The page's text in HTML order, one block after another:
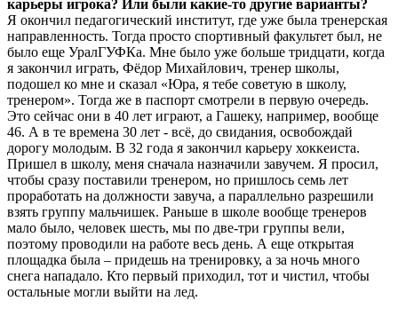
карьеры игрока? Или были какие-то другие варианты?
Я окончил педагогический институт, где уже была тренерская
направленность. Тогда просто спортивный факультет был, не
было еще УралГУФКа. Мне было уже больше тридцати, когда
я закончил играть, Фёдор Михайлович, тренер школы,
подошел ко мне и сказал «Юра, я тебе советую в школу,
тренером». Тогда же в паспорт смотрели в первую очередь.
Это сейчас они в 40 лет играют, а Гашеку, например, вообще
46. А в те времена 30 лет - всё, до свидания, освобождай
дорогу молодым. В 32 года я закончил карьеру хоккеиста.
Пришел в школу, меня сначала назначили завучем. Я просил,
чтобы сразу поставили тренером, но пришлось семь лет
проработать на должности завуча, а параллельно разрешили
взять группу мальчишек. Раньше в школе вообще тренеров
мало было, человек шесть, мы по две-три группы вели,
поэтому проводили на работе весь день. А еще открытая
площадка была – придешь на тренировку, а за ночь много
снега нападало. Кто первый приходил, тот и чистил, чтобы
остальные могли выйти на лед.